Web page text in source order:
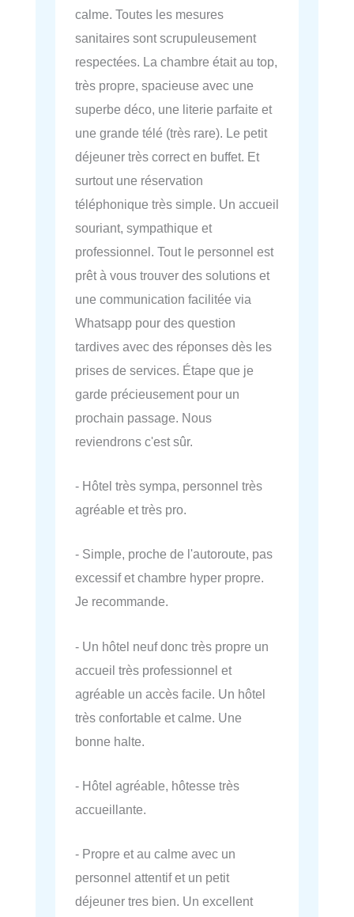
calme. Toutes les mesures
sanitaires sont scrupuleusement
respectées. La chambre était au top,
très propre, spacieuse avec une
superbe déco, une literie parfaite et
une grande télé (très rare). Le petit
déjeuner très correct en buffet. Et
surtout une réservation
téléphonique très simple. Un accueil
souriant, sympathique et
professionnel. Tout le personnel est
prêt à vous trouver des solutions et
une communication facilitée via
Whatsapp pour des question
tardives avec des réponses dès les
prises de services. Étape que je
garde précieusement pour un
prochain passage. Nous
reviendrons c'est sûr.
- Hôtel très sympa, personnel très
agréable et très pro.
- Simple, proche de l'autoroute, pas
excessif et chambre hyper propre.
Je recommande.
- Un hôtel neuf donc très propre un
accueil très professionnel et
agréable un accès facile. Un hôtel
très confortable et calme. Une
bonne halte.
- Hôtel agréable, hôtesse très
accueillante.
- Propre et au calme avec un
personnel attentif et un petit
déjeuner tres bien. Un excellent